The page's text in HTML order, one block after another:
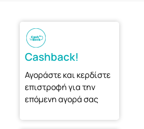
Cashback!
Αγοράστε και κερδίστε
επιστροφή για την
επόμενη αγορά σας